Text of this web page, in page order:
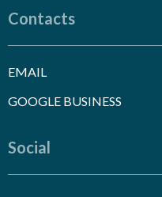
Contacts
EMAIL
GOOGLE BUSINESS
Social